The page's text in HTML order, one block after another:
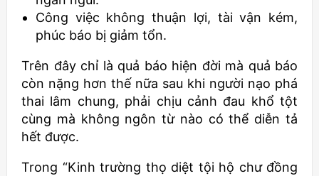
Công việc không thuận lợi, tài vận kém,
phúc báo bị giảm tổn.
Trên đây chỉ là quả báo hiện đời mà quả báo
còn nặng hơn thế nữa sau khi người nạo phá
thai lâm chung, phải chịu cảnh đau khổ tột
cùng mà không ngôn từ nào có thể diễn tả
hết được.
Trong “Kinh trường thọ diệt tội hộ chư đồng